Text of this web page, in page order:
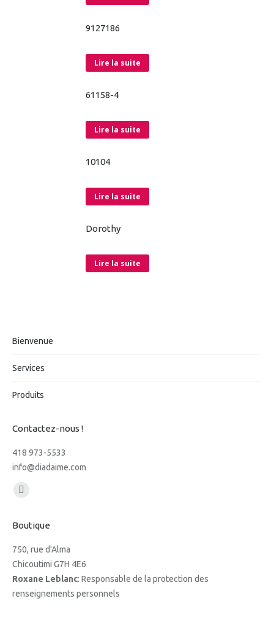
9127186
Lire la suite
61158-4
Lire la suite
10104
Lire la suite
Dorothy
Lire la suite
Bienvenue
Services
Produits
Contactez-nous !
418 973-5533
info@diadaime.com
Trouvez nous sur :
opens
in
new
window
Boutique
750, rue d'Alma
Chicoutimi G7H 4E6
Roxane Leblanc: Responsable de la protection des
renseignements personnels